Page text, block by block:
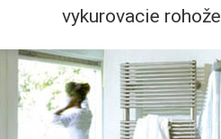
vykurovacie rohože